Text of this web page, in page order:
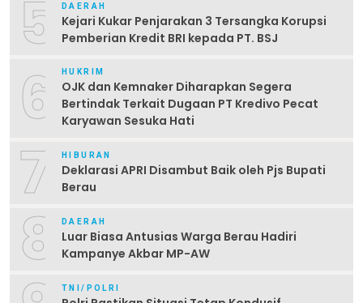
5 DAERAH
Kejari Kukar Penjarakan 3 Tersangka Korupsi
Pemberian Kredit BRI kepada PT. BSJ
6 HUKRIM
OJK dan Kemnaker Diharapkan Segera
Bertindak Terkait Dugaan PT Kredivo Pecat
Karyawan Sesuka Hati
7 HIBURAN
Deklarasi APRI Disambut Baik oleh Pjs Bupati
Berau
8 DAERAH
Luar Biasa Antusias Warga Berau Hadiri
Kampanye Akbar MP-AW
TNI/POLRI